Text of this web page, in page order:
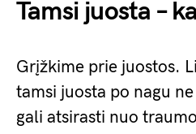
Tamsi juosta –
Grįžkime prie juostos.
tamsi juosta po nagu
gali atsirasti nuo